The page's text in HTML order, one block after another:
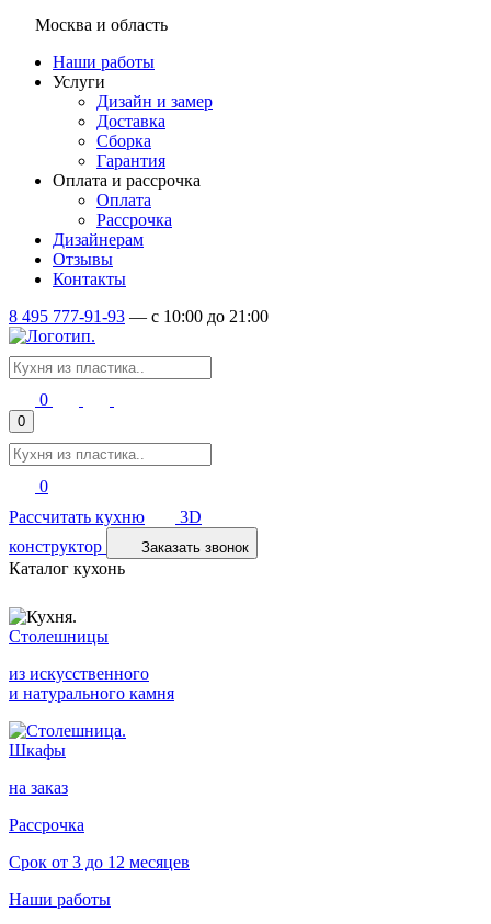
Москва и область
Наши работы
Услуги
Дизайн и замер
Доставка
Сборка
Гарантия
Оплата и рассрочка
Оплата
Рассрочка
Дизайнерам
Отзывы
Контакты
8 495 777-91-93 — c 10:00 до 21:00
0
0
0
Рассчитать кухню
3D
конструктор
Заказать звонок
Каталог кухонь
Столешницы
из искусственного
и натурального камня
Шкафы
на заказ
Рассрочка
Срок от 3 до 12 месяцев
Наши работы